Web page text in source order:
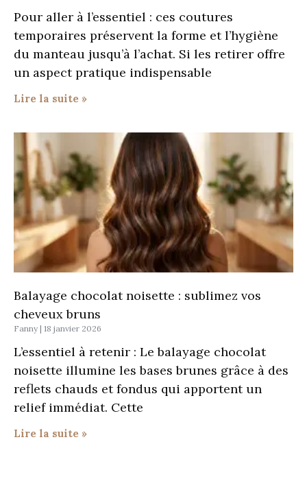
Pour aller à l’essentiel : ces coutures
temporaires préservent la forme et l’hygiène
du manteau jusqu’à l’achat. Si les retirer offre
un aspect pratique indispensable
Lire la suite »
Balayage chocolat noisette : sublimez vos
cheveux bruns
Fanny 18 janvier 2026
L’essentiel à retenir : Le balayage chocolat
noisette illumine les bases brunes grâce à des
reflets chauds et fondus qui apportent un
relief immédiat. Cette
Lire la suite »